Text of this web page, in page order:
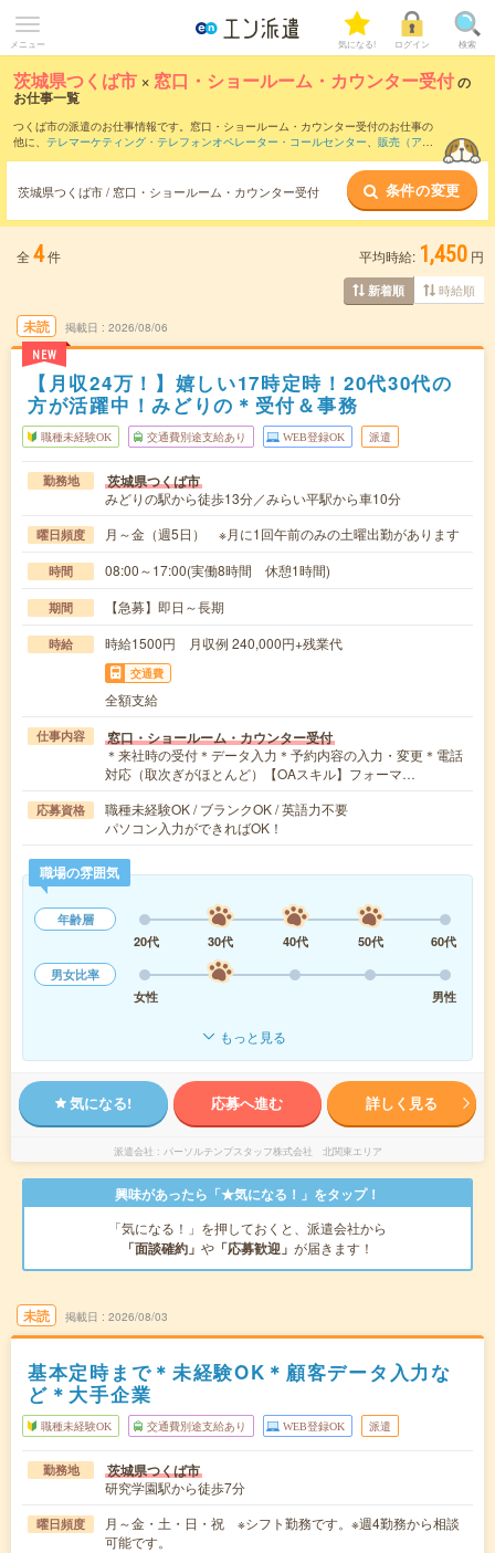
メニュー 気になる! ログイン 検索
茨城県つくば市 × 窓口・ショールーム・カウンター受付の
お仕事一覧
つくば市の派遣のお仕事情報です。窓口・ショールーム・カウンター受付のお仕事の
他に、 テレマーケティング・テレフォンオペレーター・コールセンター、 販売（アパ
などのこだわり条件で絞り込ん
でいただけます。職種辞典： 窓口・ショールーム・カウンター受付のお仕事とは？と
は？
茨城県つくば市 / 窓口・ショールーム・カウンター受付 条件の変更
全 4件 平均時給: 1,450 円
新着順 時給順
未読
NEW
掲載日 2026/08/06
【月収24万！】嬉しい17時定時！20代30代の
方が活躍中！みどりの＊受付＆事務
職種未経験OK 交通費別途支給あり WEB登録OK 派遣
勤務地 茨城県つくば市
みどりの駅から徒歩13分／みらい平駅から車10分
曜日頻度 月～金（週5日） ※月に1回午前のみの土曜出勤があります
時間 08:00～17:00(実働8時間 休憩1時間)
期間 【急募】即日～長期
時給 時給1500円 月収例 240,000円+残業代
交通費
全額支給
仕事内容 窓口・ショールーム・カウンター受付
＊来社時の受付＊データ入力＊予約内容の入力・変更＊電話
対応（取次ぎがほとんど）【OAスキル】フォーマ…
応募資格
職種未経験OK / ブランクOK / 英語力不要
パソコン入力ができればOK！
職場の雰囲気
年齢層
20代
30代 40代 50代
60代
男女比率
女性
男性
もっと見る
気になる! 応募へ進む 詳しく見る
派遣会社 パーソルテンプスタッフ株式会社 北関東エリア
興味があったら「★気になる！」をタップ！
「気になる！」を押しておくと、派遣会社から
「面談確約」 や 「応募歓迎」 が届きます！
未読 掲載日 2026/08/03
基本定時まで＊未経験OK＊顧客データ入力な
ど＊大手企業
職種未経験OK 交通費別途支給あり WEB登録OK 派遣
勤務地 茨城県つくば市
研究学園駅から徒歩7分
曜日頻度
月～金・土・日・祝 ※シフト勤務です。※週4勤務から相談
可能です。